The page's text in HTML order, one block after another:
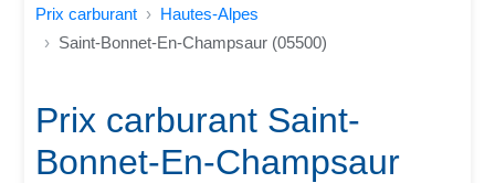
Prix carburant
Hautes-Alpes
Saint-Bonnet-En-Champsaur (05500)
Prix carburant Saint-
Bonnet-En-Champsaur